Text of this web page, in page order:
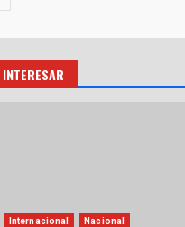
Internacional Nacional